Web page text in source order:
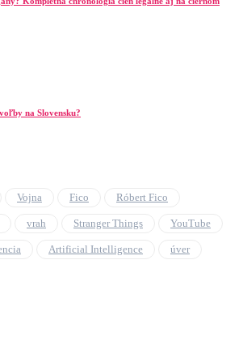
na Slovensku?
Vojna Fico Róbert Fico
vrah Stranger Things YouTube
Artificial Intelligence úver